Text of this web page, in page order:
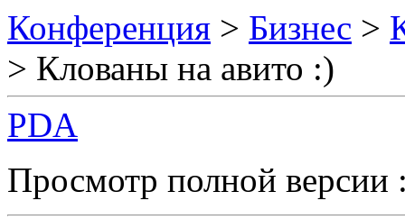
Конференция > Бизнес >
> Клованы на авито :)
PDA
Просмотр полной